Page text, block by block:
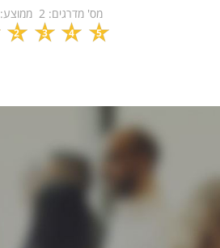
מס' מדרגים: 2 ממוצע:
2 3 4 5